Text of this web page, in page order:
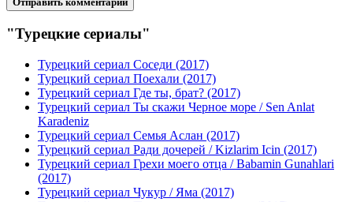
"Турецкие сериалы"
Турецкий сериал Соседи (2017)
Турецкий сериал Поехали (2017)
Турецкий сериал Где ты, брат? (2017)
Турецкий сериал Ты скажи Черное море / Sen Anlat
Karadeniz
Турецкий сериал Семья Аслан (2017)
Турецкий сериал Ради дочерей / Kizlarim Icin (2017)
Турецкий сериал Грехи моего отца / Babamin Gunahlari
(2017)
Турецкий сериал Чукур / Яма (2017)